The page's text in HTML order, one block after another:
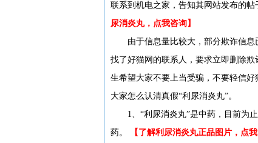
联系到机电之家，告知其网站发布的帖
尿消炎丸，点我咨询】
由于信息量比较大，部分欺诈信息
找了好猫网的联系人，要求立即删除
生希望大家不要上当受骗，不要轻信
大家怎么认清真假“利尿消炎丸”。
1、“利尿消炎丸”是中药，目前为止
药。
【了解利尿消炎丸正品图片，点我